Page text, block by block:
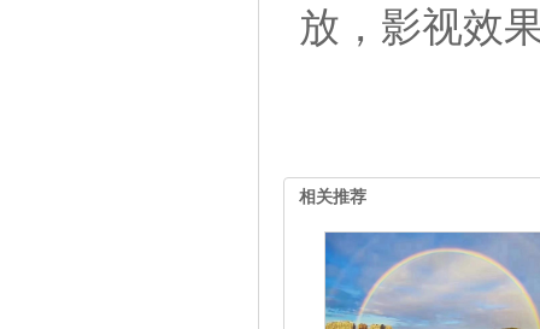
放，影视效
相关推荐